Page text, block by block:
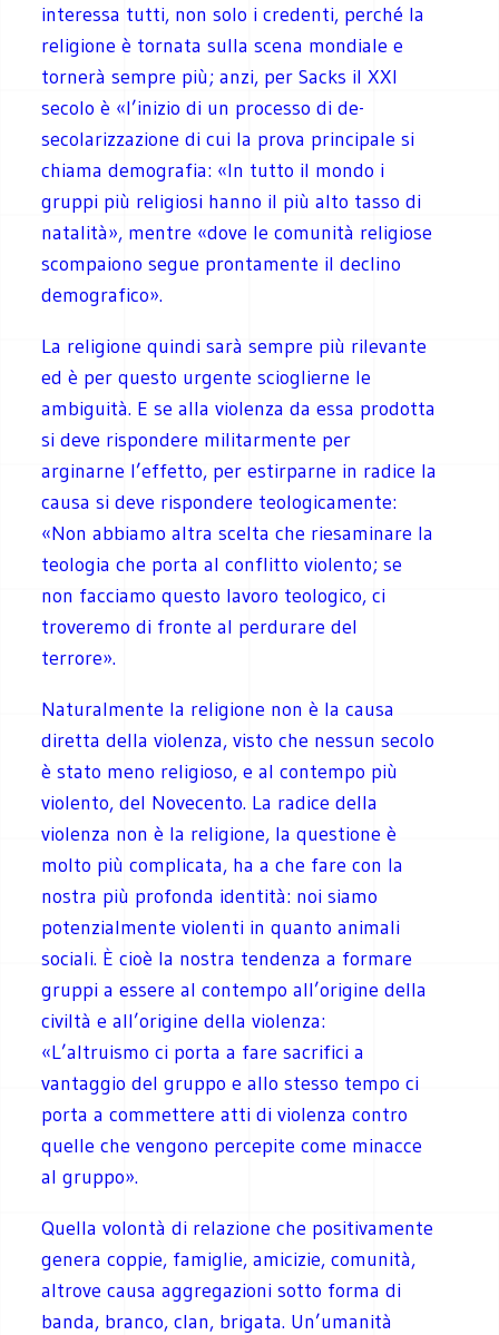
interessa tutti, non solo i credenti, perché la
religione è tornata sulla scena mondiale e
tornerà sempre più; anzi, per Sacks il XXI
secolo è «l’inizio di un processo di de-
secolarizzazione di cui la prova principale si
chiama demografia: «In tutto il mondo i
gruppi più religiosi hanno il più alto tasso di
natalità», mentre «dove le comunità religiose
scompaiono segue prontamente il declino
demografico».
La religione quindi sarà sempre più rilevante
ed è per questo urgente scioglierne le
ambiguità. E se alla violenza da essa prodotta
si deve rispondere militarmente per
arginarne l’effetto, per estirparne in radice la
causa si deve rispondere teologicamente:
«Non abbiamo altra scelta che riesaminare la
teologia che porta al conflitto violento; se
non facciamo questo lavoro teologico, ci
troveremo di fronte al perdurare del
terrore».
Naturalmente la religione non è la causa
diretta della violenza, visto che nessun secolo
è stato meno religioso, e al contempo più
violento, del Novecento. La radice della
violenza non è la religione, la questione è
molto più complicata, ha a che fare con la
nostra più profonda identità: noi siamo
potenzialmente violenti in quanto animali
sociali. È cioè la nostra tendenza a formare
gruppi a essere al contempo all’origine della
civiltà e all’origine della violenza:
«L’altruismo ci porta a fare sacrifici a
vantaggio del gruppo e allo stesso tempo ci
porta a commettere atti di violenza contro
quelle che vengono percepite come minacce
al gruppo».
Quella volontà di relazione che positivamente
genera coppie, famiglie, amicizie, comunità,
altrove causa aggregazioni sotto forma di
banda, branco, clan, brigata. Un’umanità